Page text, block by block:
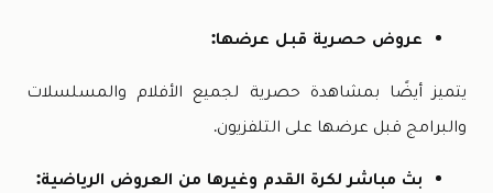
عروض حصرية قبل عرضها:
يتميز أيضًا بمشاهدة حصرية لجميع الأفلام والمسلسلات
والبرامج قبل عرضها على التلفزيون.
بث مباشر لكرة القدم وغيرها من العروض الرياضية: